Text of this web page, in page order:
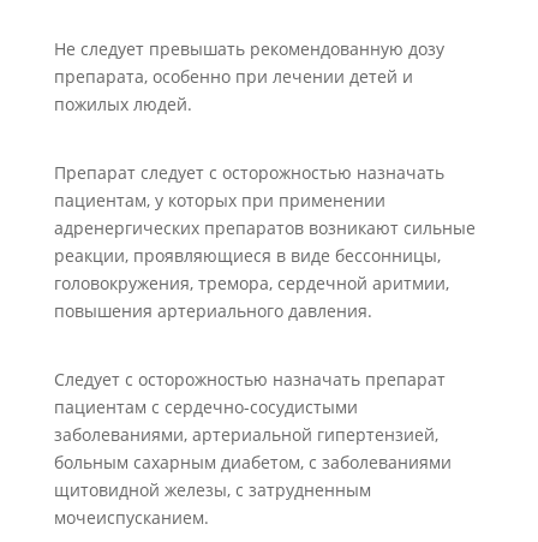
Не следует превышать рекомендованную дозу
препарата, особенно при лечении детей и
пожилых людей.
Препарат следует с осторожностью назначать
пациентам, у которых при применении
адренергических препаратов возникают сильные
реакции, проявляющиеся в виде бессонницы,
головокружения, тремора, сердечной аритмии,
повышения артериального давления.
Следует с осторожностью назначать препарат
пациентам с сердечно-сосудистыми
заболеваниями, артериальной гипертензией,
больным сахарным диабетом, с заболеваниями
щитовидной железы, с затрудненным
мочеиспусканием.